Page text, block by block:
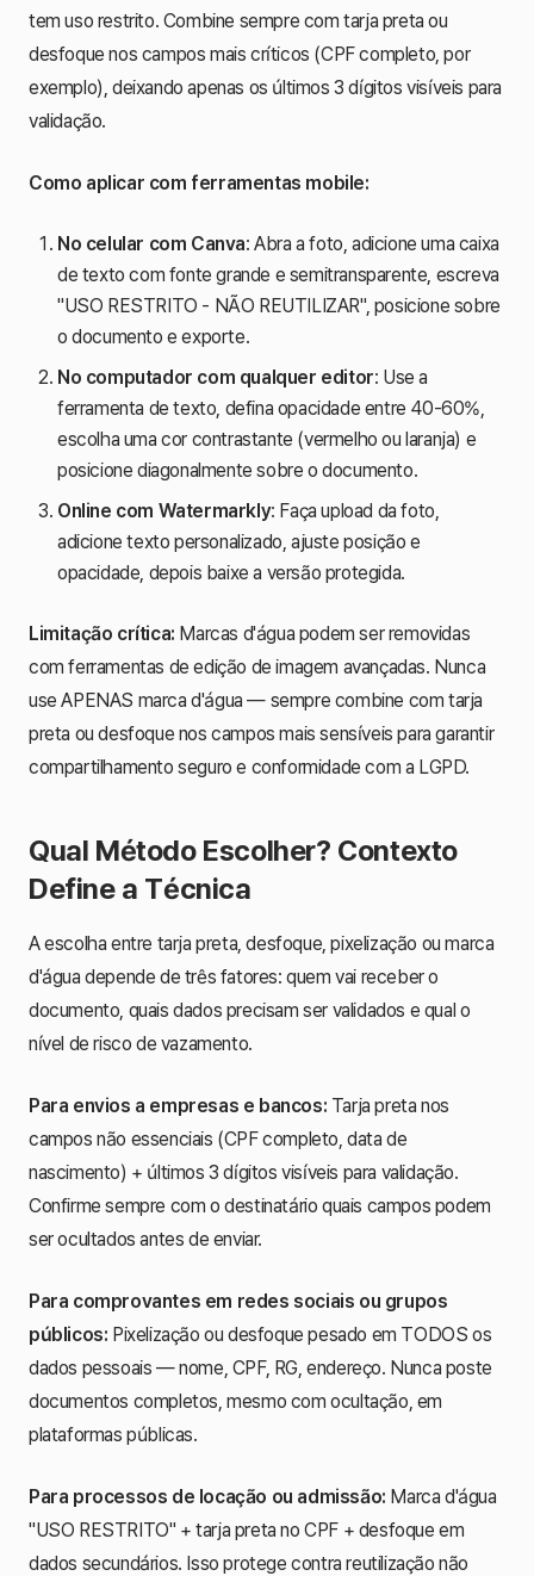
tem uso restrito. Combine sempre com tarja preta ou
desfoque nos campos mais críticos (CPF completo, por
exemplo), deixando apenas os últimos 3 dígitos visíveis para
validação.
Como aplicar com ferramentas mobile:
No celular com Canva: Abra a foto, adicione uma caixa
de texto com fonte grande e semitransparente, escreva
"USO RESTRITO - NÃO REUTILIZAR", posicione sobre
o documento e exporte.
No computador com qualquer editor: Use a
ferramenta de texto, defina opacidade entre 40-60%,
escolha uma cor contrastante (vermelho ou laranja) e
posicione diagonalmente sobre o documento.
Online com Watermarkly: Faça upload da foto,
adicione texto personalizado, ajuste posição e
opacidade, depois baixe a versão protegida.
Limitação crítica: Marcas d'água podem ser removidas
com ferramentas de edição de imagem avançadas. Nunca
use APENAS marca d'água — sempre combine com tarja
preta ou desfoque nos campos mais sensíveis para garantir
compartilhamento seguro e conformidade com a LGPD.
Qual Método Escolher? Contexto
Define a Técnica
A escolha entre tarja preta, desfoque, pixelização ou marca
d'água depende de três fatores: quem vai receber o
documento, quais dados precisam ser validados e qual o
nível de risco de vazamento.
Para envios a empresas e bancos: Tarja preta nos
campos não essenciais (CPF completo, data de
nascimento) + últimos 3 dígitos visíveis para validação.
Confirme sempre com o destinatário quais campos podem
ser ocultados antes de enviar.
Para comprovantes em redes sociais ou grupos
públicos: Pixelização ou desfoque pesado em TODOS os
dados pessoais — nome, CPF, RG, endereço. Nunca poste
documentos completos, mesmo com ocultação, em
plataformas públicas.
Para processos de locação ou admissão: Marca d'água
"USO RESTRITO" + tarja preta no CPF + desfoque em
dados secundários. Isso protege contra reutilização não